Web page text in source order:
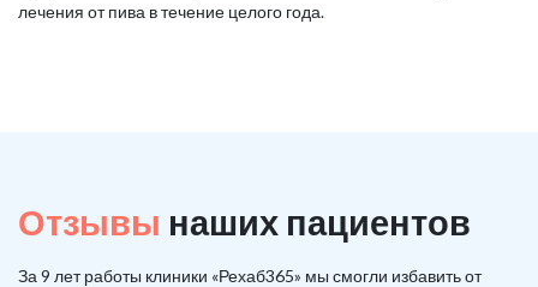
лечения от пива в течение целого года.
Отзывы наших пациентов
За 9 лет работы клиники «Рехаб365» мы смогли избавить от